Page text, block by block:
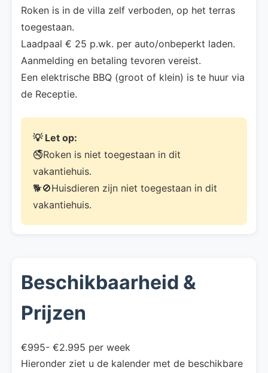
Roken is in de villa zelf verboden, op het terras
toegestaan.
Laadpaal € 25 p.wk. per auto/onbeperkt laden.
Aanmelding en betaling tevoren vereist.
Een elektrische BBQ (groot of klein) is te huur via
de Receptie.
💡 Let op:
🚭Roken is niet toegestaan in dit
vakantiehuis.
🐕🚫Huisdieren zijn niet toegestaan in dit
vakantiehuis.
Beschikbaarheid &
Prijzen
€995- €2.995 per week
Hieronder ziet u de kalender met de beschikbare